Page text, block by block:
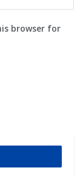
browser for